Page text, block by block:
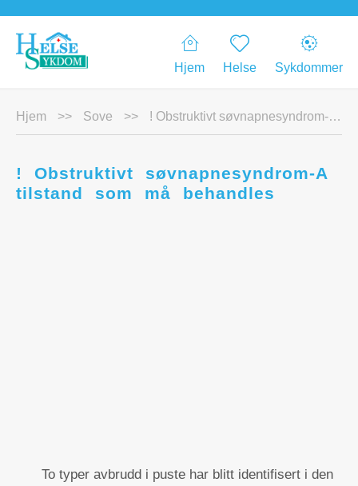
Hjem Helse Sykdommer
Hjem >> Sove >> ! Obstruktivt søvnapnesyndrom-A tilstand som må behandles
! Obstruktivt søvnapnesyndrom-A
tilstand som må behandles
To typer avbrudd i puste har blitt identifisert i den